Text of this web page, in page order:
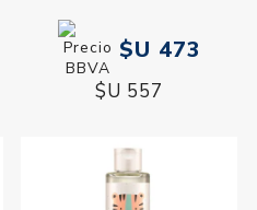
$U 473
$U 557